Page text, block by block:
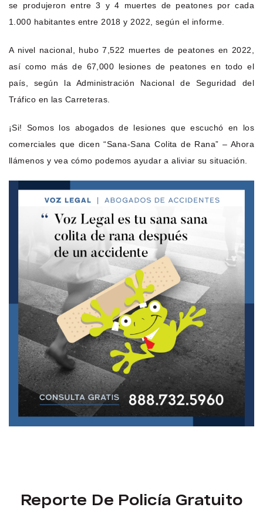
se produjeron entre 3 y 4 muertes de peatones por cada
1.000 habitantes entre 2018 y 2022, según el informe.
A nivel nacional, hubo 7,522 muertes de peatones en 2022,
así como más de 67,000 lesiones de peatones en todo el
país, según la Administración Nacional de Seguridad del
Tráfico en las Carreteras.
¡Si! Somos los abogados de lesiones que escuchó en los
comerciales que dicen “Sana-Sana Colita de Rana” – Ahora
llámenos y vea cómo podemos ayudar a aliviar su situación.
Reporte De Policía Gratuito